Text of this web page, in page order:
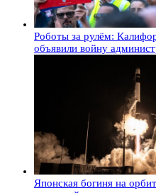
Роботы за рулём:
объявили войну
Японская богиня на